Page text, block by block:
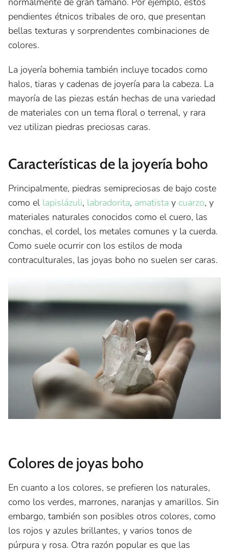
pendientes étnicos tribales de oro, que presentan
bellas texturas y sorprendentes combinaciones de
colores.
La joyería bohemia también incluye tocados como
halos, tiaras y cadenas de joyería para la cabeza. La
mayoría de las piezas están hechas de una variedad
de materiales con un tema floral o terrenal, y rara
vez utilizan piedras preciosas caras.
Características de la joyería boho
Principalmente, piedras semipreciosas de bajo coste
como el lapislázuli, labradorita, amatista y cuarzo, y
materiales naturales conocidos como el cuero, las
conchas, el cordel, los metales comunes y la cuerda.
Como suele ocurrir con los estilos de moda
contraculturales, las joyas boho no suelen ser caras.
Colores de joyas boho
En cuanto a los colores, se prefieren los naturales,
como los verdes, marrones, naranjas y amarillos. Sin
embargo, también son posibles otros colores, como
los rojos y azules brillantes, y varios tonos de
púrpura y rosa. Otra razón popular es que las